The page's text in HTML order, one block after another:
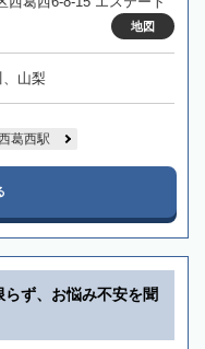
地図
山梨
葛西駅
らず、お悩み不安を聞